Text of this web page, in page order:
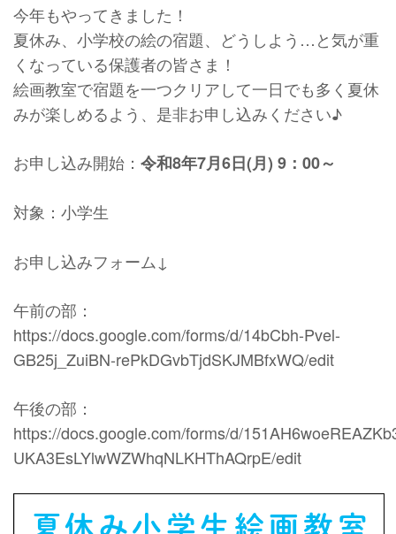
今年もやってきました！
夏休み、小学校の絵の宿題、どうしよう…と気が重
くなっている保護者の皆さま！
絵画教室で宿題を一つクリアして一日でも多く夏休
みが楽しめるよう、是非お申し込みください♪
お申し込み開始： 令和8年7月6日(月) 9：00～
対象：小学生
お申し込みフォーム↓
午前の部：
https://docs.google.com/forms/d/14bCbh-Pvel-
GB25j_ZuiBN-rePkDGvbTjdSKJMBfxWQ/edit
午後の部：
https://docs.google.com/forms/d/
UKA3EsLYlwWZWhqNLKHThAQrpE/edit